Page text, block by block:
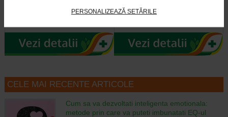
PERSONALIZEAZĂ SETĂRILE
H3 Evolution de la Farmec SA au
Crema este dezvoltata pentru
intretinerea tenurilor ridate, lipsite
CELE MAI RECENTE ARTICOLE
Cum sa va dezvoltati inteligenta emotionala:
metode prin care va puteti imbunatati EQ-ul